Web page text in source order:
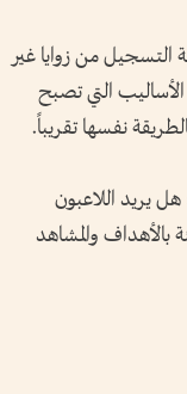
التسجيل من زوايا غير
الأساليب التي تصبح
نفسها تقريباً.
يريد اللاعبون
بالأهداف والمشاهد